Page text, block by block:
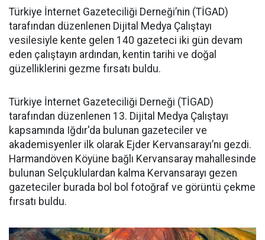
Türkiye İnternet Gazeteciliği Derneği’nin (TİGAD)
tarafından düzenlenen Dijital Medya Çalıştayı
vesilesiyle kente gelen 140 gazeteci iki gün devam
eden çalıştayın ardından, kentin tarihi ve doğal
güzelliklerini gezme fırsatı buldu.
Türkiye İnternet Gazeteciliği Derneği (TİGAD)
tarafından düzenlenen 13. Dijital Medya Çalıştayı
kapsamında Iğdır'da bulunan gazeteciler ve
akademisyenler ilk olarak Ejder Kervansarayı’nı gezdi.
Harmandöven Köyüne bağlı Kervansaray mahallesinde
bulunan Selçuklulardan kalma Kervansarayı gezen
gazeteciler burada bol bol fotoğraf ve görüntü çekme
fırsatı buldu.